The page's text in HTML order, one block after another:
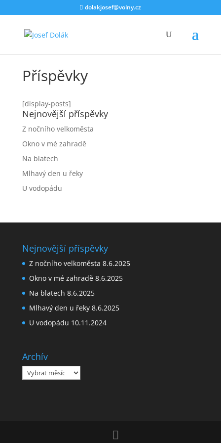
dolakjosef@volny.cz
Příspěvky
[display-posts]
Nejnovější příspěvky
Z nočního velkoměsta
Okno v mé zahradě
Na blatech
Mlhavý den u řeky
U vodopádu
Nejnovější příspěvky
Z nočního velkoměsta 8.6.2025
Okno v mé zahradě 8.6.2025
Na blatech 8.6.2025
Mlhavý den u řeky 8.6.2025
U vodopádu 10.11.2024
Archív
Archív